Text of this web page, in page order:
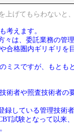
上げてもらわないと
考えます。
々は、委託業務の管
合格圏内ギリギリ
ミスですが、もとも
術者や照査技術者の
録している管理技術
試験となって以